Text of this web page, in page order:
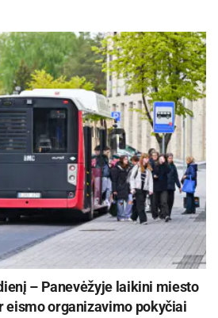
– Panevėžyje laikini miesto
eismo organizavimo pokyčiai